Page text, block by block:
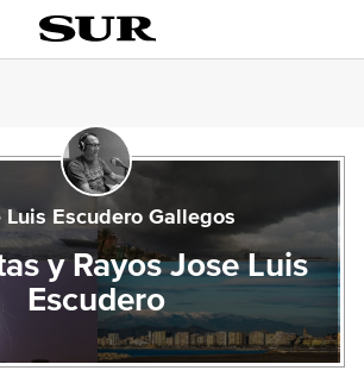
Luis Escudero Gallegos
y Rayos Jose Luis
Escudero